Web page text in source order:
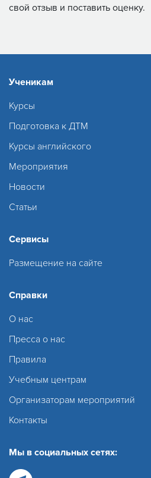
свой отзыв и поставить оценку.
Ученикам
Курсы
Подготовка к ДТМ
Курсы английского
Мероприятия
Новости
Статьи
Сервисы
Размещение на сайте
Справки
О нас
Пресса о нас
Правила
Учебным центрам
Организаторам мероприятий
Контакты
Мы в социальных сетях: